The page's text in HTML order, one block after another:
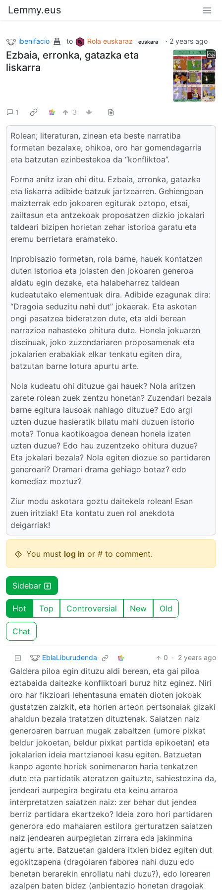
Lemmy.eus
ibenifacio to Rola euskaraz euskara · 2 years ago
Ezbaia, erronka, gatazka eta
liskarra
1 3
Rolean; literaturan, zinean eta beste narratiba
formetan bezalaxe, ohikoa, oro har gomendagarria
eta batzutan ezinbestekoa da “konfliktoa”.
Forma anitz izan ohi ditu. Ezbaia, erronka, gatazka
eta liskarra adibide batzuk jartzearren. Gehiengoan
maizterrak edo jokoaren egiturak oztopo, etsai,
zailtasun eta antzekoak proposatzen dizkio jokalari
taldeari bizipen horietan zehar istorioa garatu eta
eremu berrietara eramateko.
Inprobisazio formetan, rola barne, hauek kontatzen
duten istorioa eta jolasten den jokoaren generoa
aldatu egin dezake, eta halabeharrez taldean
kudeatutako elementuak dira. Adibide ezagunak dira:
“Dragoia seduzitu nahi dut” jokaerak. Eta askotan
ongi pasatzea bideratzen dute, eta aldi berean
narrazioa nahasteko ohitura dute. Honela jokuaren
diseinuak, joko zuzendariaren proposamenak eta
jokalarien erabakiak elkar tenkatu egiten dira,
batzutan barne lotura apurtu arte.
Nola kudeatu ohi dituzue gai hauek? Nola aritzen
zarete rolean zuek zentzu honetan? Zuzendari bezala
barne egitura lausoak nahiago dituzue? Edo argi
uzten duzue hasieratik bilatu mahi duzuen istorio
mota? Tonua kaotikoagoa denean honela izaten
uzten duzue? Edo hau zuzentzeko ohitura duzue?
Eta jokalari bezala? Nola egiten diozue so partidaren
generoari? Dramari drama gehiago botaz? edo
komediaz moztuz?
Ziur modu askotara goztu daitekela rolean! Esan
zuen iritziak! Eta kontatu zuen rol anekdota
deigarriak!
You must log in or # to comment.
Sidebar
Hot Top Controversial New Old
Chat
EblaLiburudenda 0 · 2 years ago
Galdera piloa egin dituzu aldi berean, eta gai piloa
eztabaida daitezke konfliktoari buruz hitz eginez. Niri
oro har fikzioari lehentasuna ematen dioten jokoak
gustatzen zaizkit, eta horien arteon pertsonaiak gizaki
ahaldun bezala tratatzen dituztenak. Saiatzen naiz
generoaren barruan mugak zabaltzen (umore pixkat
beldur jokoetan, beldur pixkat partida epikoetan) eta
jokalarien ideia martzianoei kasu egiten. Batzuetan
kanpo agente horiek sonimenaren haria tenkatzen
dute eta partidatik ateratzen gaituzte, sahiestezina da,
jendeari aurpegira begiratu eta keinu arraroa
interpretatzen saiatzen naiz: zer behar dut jendea
berriz partidara ekartzeko? Ideia zoro hori partidaren
generora edo mahaiaren estilora gerturatzen saiatzen
naiz jendearen aurpegietan zirrara eda jakinmina
agertu arte. Batzuetan galdera itxien bidez egiten dut
egokitzapena (dragoiaren faborea nahi duzu edo
benetan berarekin enrollatu nahi duzu?), edo lorearen
azalpen baten bidez (anbientazio honetan dragoiak